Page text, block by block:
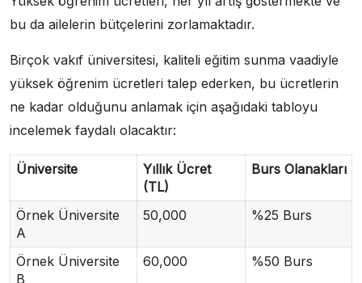
bu da ailelerin bütçelerini zorlamaktadır.
Birçok vakıf üniversitesi, kaliteli eğitim sunma vaadiyle
yüksek öğrenim ücretleri talep ederken, bu ücretlerin
ne kadar olduğunu anlamak için aşağıdaki tabloyu
incelemek faydalı olacaktır:
Üniversite
Yıllık Ücret
(TL)
Burs Olanakları
Örnek Üniversite
A
50,000 %25 Burs
Örnek Üniversite
B
60,000 %50 Burs